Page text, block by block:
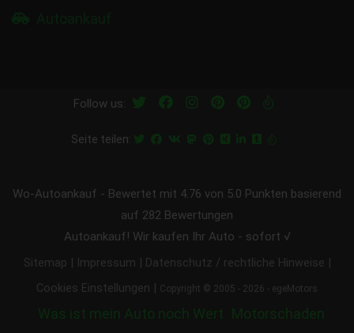
Follow us:
Seite teilen:
Wo-Autoankauf - Bewertet mit 4.76 von 5.0 Punkten basierend
auf 282 Bewertungen
Autoankauf! Wir kaufen Ihr Auto - sofort √
Sitemap Impressum Datenschutz / rechtliche Hinweise
Cookies Einstellungen Copyright © 2005 - 2026 - egeMotors
Was ist mein Auto noch Wert Motorschaden